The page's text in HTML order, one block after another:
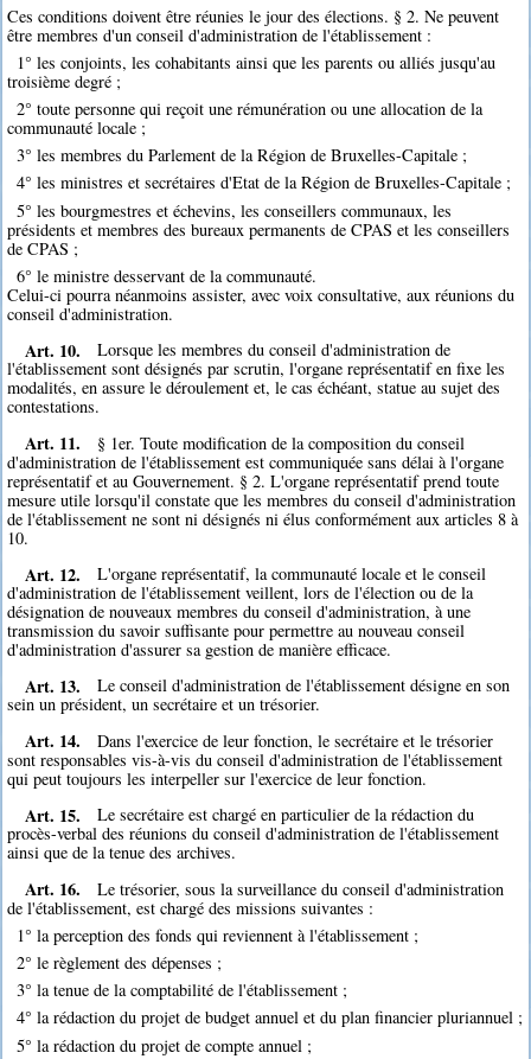
Ces conditions doivent être réunies le jour des élections. § 2. Ne peuvent
être membres d'un conseil d'administration de l'établissement :
1° les conjoints, les cohabitants ainsi que les parents ou alliés jusqu'au
troisième degré ;
2° toute personne qui reçoit une rémunération ou une allocation de la
communauté locale ;
3° les membres du Parlement de la Région de Bruxelles-Capitale ;
4° les ministres et secrétaires d'Etat de la Région de Bruxelles-Capitale ;
5° les bourgmestres et échevins, les conseillers communaux, les
présidents et membres des bureaux permanents de CPAS et les conseillers
de CPAS ;
6° le ministre desservant de la communauté.
Celui-ci pourra néanmoins assister, avec voix consultative, aux réunions du
conseil d'administration.
Art. 10.
Lorsque les membres du conseil d'administration de
l'établissement sont désignés par scrutin, l'organe représentatif en fixe les
modalités, en assure le déroulement et, le cas échéant, statue au sujet des
contestations.
Art. 11.
§ 1er. Toute modification de la composition du conseil
d'administration de l'établissement est communiquée sans délai à l'organe
représentatif et au Gouvernement. § 2. L'organe représentatif prend toute
mesure utile lorsqu'il constate que les membres du conseil d'administration
de l'établissement ne sont ni désignés ni élus conformément aux articles 8 à
10.
Art. 12.
L'organe représentatif, la communauté locale et le conseil
d'administration de l'établissement veillent, lors de l'élection ou de la
désignation de nouveaux membres du conseil d'administration, à une
transmission du savoir suffisante pour permettre au nouveau conseil
d'administration d'assurer sa gestion de manière efficace.
Art. 13.
Le conseil d'administration de l'établissement désigne en son
sein un président, un secrétaire et un trésorier.
Art. 14.
Dans l'exercice de leur fonction, le secrétaire et le trésorier
sont responsables vis-à-vis du conseil d'administration de l'établissement
qui peut toujours les interpeller sur l'exercice de leur fonction.
Art. 15.
Le secrétaire est chargé en particulier de la rédaction du
procès-verbal des réunions du conseil d'administration de l'établissement
ainsi que de la tenue des archives.
Art. 16.
Le trésorier, sous la surveillance du conseil d'administration
de l'établissement, est chargé des missions suivantes :
1° la perception des fonds qui reviennent à l'établissement ;
2° le règlement des dépenses ;
3° la tenue de la comptabilité de l'établissement ;
4° la rédaction du projet de budget annuel et du plan financier pluriannuel ;
5° la rédaction du projet de compte annuel ;